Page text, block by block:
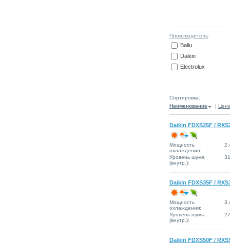
Производитель:
Ballu
Daikin
Electrolux
Сортировка:
Наименование
|
Daikin FDXS25F /
Мощность
охлаждения:
Уровень шума
(внутр.):
Daikin FDXS35F /
Мощность
охлаждения:
Уровень шума
(внутр.):
Daikin FDXS50F /